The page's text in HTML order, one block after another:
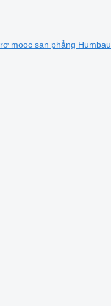
rơ mooc san phẳng